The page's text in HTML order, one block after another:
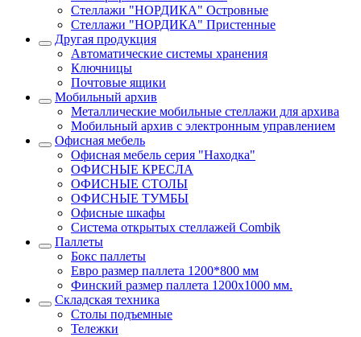
Стеллажи "НОРДИКА" Островные
Стеллажи "НОРДИКА" Пристенные
Другая продукция
Автоматические системы хранения
Ключницы
Почтовые ящики
Мобильный архив
Металлические мобильные стеллажи для архива
Мобильный архив с электронным управлением
Офисная мебель
Офисная мебель серия "Находка"
ОФИСНЫЕ КРЕСЛА
ОФИСНЫЕ СТОЛЫ
ОФИСНЫЕ ТУМБЫ
Офисные шкафы
Система открытых стеллажей Combik
Паллеты
Бокс паллеты
Евро размер паллета 1200*800 мм
Финский размер паллета 1200х1000 мм.
Складская техника
Столы подъемные
Тележки